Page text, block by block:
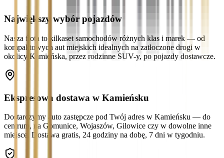
Największy wybór pojazdów
Nasza flota to kilkaset samochodów różnych klas i marek — od
kompaktowych aut miejskich idealnych na zatłoczone drogi w
okolicy Kamieńska, przez rodzinne SUV-y, po pojazdy dostawcze.
Ekspresowa dostawa w Kamieńsku
Dostarczymy auto zastępcze pod Twój adres w Kamieńsku — do
centrum, na Gomunice, Wojaszów, Gilowice czy w dowolne inne
miejsce. Dostawa gratis, 24 godziny na dobę, 7 dni w tygodniu.